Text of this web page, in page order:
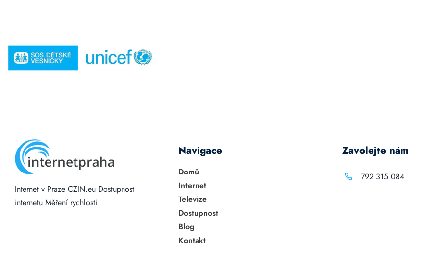
Internet v Praze CZIN.eu Dostupnost
internetu Měření rychlosti
Navigace
Domů
Internet
Televize
Dostupnost
Blog
Kontakt
Zavolejte nám
792 315 084